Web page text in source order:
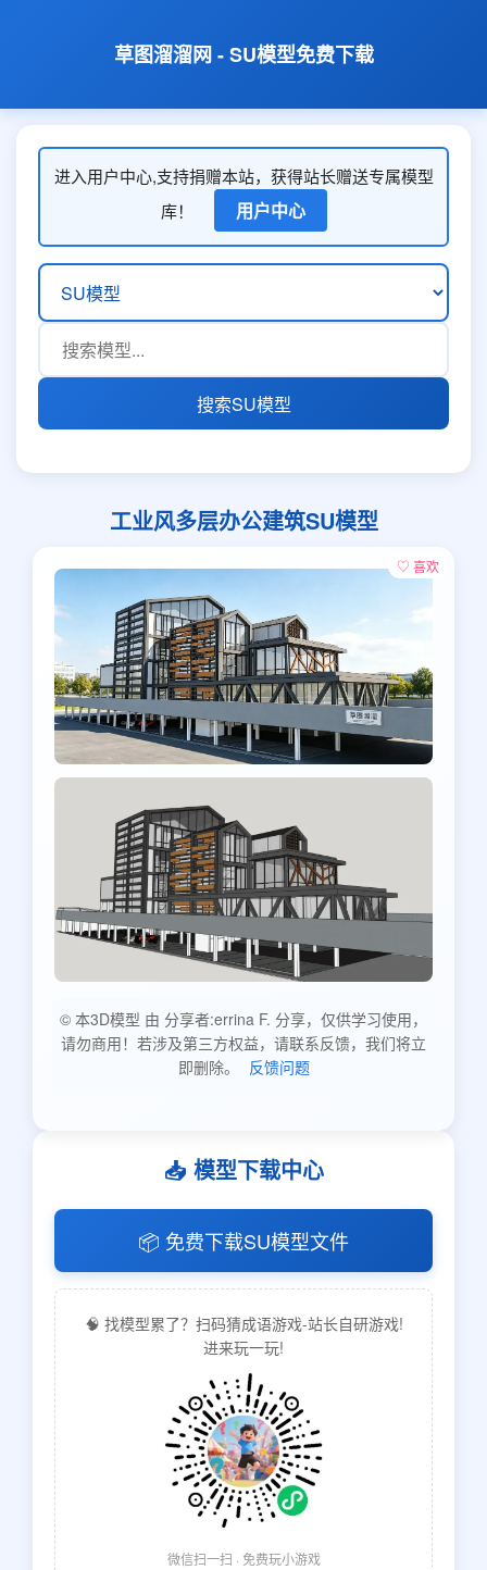
草图溜溜网 - SU模型免费下载
进入用户中心,支持捐赠本站，获得站长赠送专属模型
库！
用户中心
搜索SU模型
工业风多层办公建筑SU模型
♡ 喜欢
© 本3D模型 由 分享者:errina F. 分享，仅供学习使用，
请勿商用！若涉及第三方权益，请联系反馈，我们将立
即删除。
反馈问题
📥 模型下载中心
📦 免费下载SU模型文件
🧠 找模型累了？扫码猜成语游戏-站长自研游戏!
进来玩一玩!
微信扫一扫 · 免费玩小游戏